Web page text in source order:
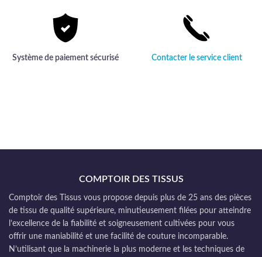
Système de paiement sécurisé Contacter le service client
COMPTOIR DES TISSUS
Comptoir des Tissus vous propose depuis plus de 25 ans des pièces
de tissu de qualité supérieure, minutieusement filées pour atteindre
l’excellence de la fiabilité et soigneusement cultivées pour vous
offrir une maniabilité et une facilité de couture incomparable.
N’utilisant que la machinerie la plus moderne et les techniques de